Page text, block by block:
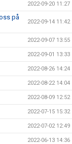
2022-09-20 11:27
på
2022-09-14 11:42
2022-09-07 13:55
2022-09-01 13:33
2022-08-26 14:24
2022-08-22 14:04
2022-08-09 12:52
2022-07-15 15:32
2022-07-02 12:49
2022-06-13 14:36